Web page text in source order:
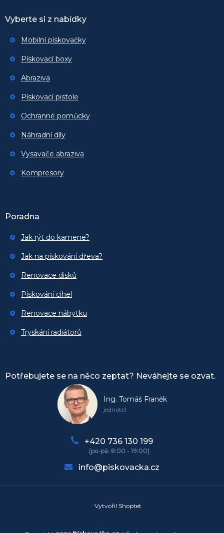
Vyberte si z nabídky
Mobilní pískovačky
Pískovací boxy
Abraziva
Pískovací pistole
Ochranné pomůcky
Náhradní díly
Vysavače abraziva
Kompresory
Poradna
Jak rýt do kamene?
Jak na pískování dřeva?
Renovace disků
Pískování cihel
Renovace nábytku
Tryskání radiátorů
Potřebujete se na něco zeptat? Neváhejte se ozvat.
Ing. Tomáš Franěk
jednatel
+420 736 130 199
info@piskovacka.cz
Vytvořil Shoptet